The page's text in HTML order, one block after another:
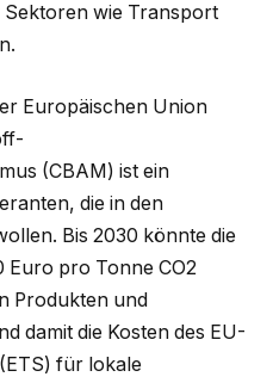
wie Transport
Europäischen Union
(CBAM) ist ein
die in den
Bis 2030 könnte die
Euro pro Tonne CO2
Produkten und
damit die Kosten des EU-
für lokale